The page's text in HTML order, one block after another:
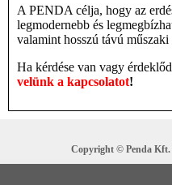
A PENDA célja, hogy az
legmodernebb és
valamint hosszú távú
Ha kérdése van vagy
velünk a kapcsolatot!
Copyright © Penda